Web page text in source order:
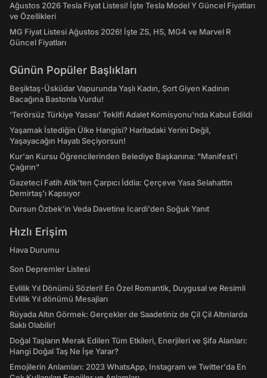
Ağustos 2026 Tesla Fiyat Listesi! İşte Tesla Model Y Güncel Fiyatları
ve Özellikleri
MG Fiyat Listesi Ağustos 2026! İşte ZS, HS, MG4 ve Marvel R
Güncel Fiyatları
Günün Popüler Başlıkları
Beşiktaş-Üsküdar Vapurunda Yaşlı Kadın, Şort Giyen Kadının
Bacağına Bastonla Vurdu!
‘Terörsüz Türkiye Yasası’ Teklifi Adalet Komisyonu'nda Kabul Edildi
Yaşamak İstediğin Ülke Hangisi? Haritadaki Yerini Değil,
Yaşayacağın Hayatı Seçiyorsun!
Kur'an Kursu Öğrencilerinden Belediye Başkanına: "Manifest’i
Çağırın"
Gazeteci Fatih Atik'ten Çarpıcı İddia: Çerçeve Yasa Selahattin
Demirtaş'ı Kapsıyor
Dursun Özbek'in Veda Davetine Icardi'den Soğuk Yanıt
Hızlı Erişim
Hava Durumu
Son Depremler Listesi
Evlilik Yıl Dönümü Sözleri! En Özel Romantik, Duygusal ve Resimli
Evlilik Yıl dönümü Mesajları
Rüyada Altın Görmek: Gerçekler de Saadetiniz de Çil Çil Altınlarda
Saklı Olabilir!
Doğal Taşların Merak Edilen Tüm Etkileri, Enerjileri ve Şifa Alanları:
Hangi Doğal Taş Ne İşe Yarar?
Emojilerin Anlamları: 2023 WhatsApp, Instagram ve Twitter'da En